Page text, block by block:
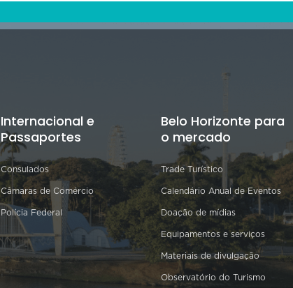
Internacional e
Passaportes
Consulados
Câmaras de Comércio
Polícia Federal
Belo Horizonte para
o mercado
Trade Turístico
Calendário Anual de Eventos
Doação de mídias
Equipamentos e serviços
Materiais de divulgação
Observatório do Turismo